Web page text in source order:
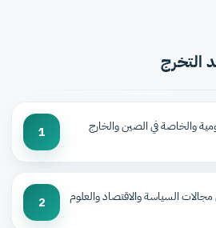
التخرج
والخاصة في الصين والخارج 1
السياسة والاقتصاد والعلوم 2